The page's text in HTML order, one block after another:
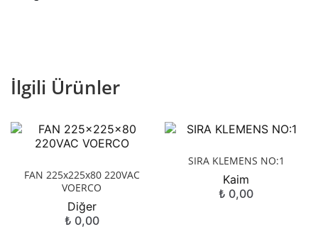
İlgili Ürünler
FAN 225x225x80 220VAC
VOERCO
Diğer
₺ 0,00
SIRA KLEMENS NO:1
Kaim
₺ 0,00